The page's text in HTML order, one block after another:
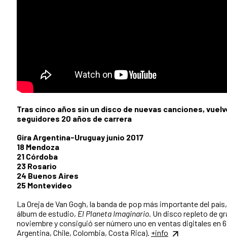
Tras cinco años sin un disco de nuevas canciones,
seguidores 20 años de carrera
Gira Argentina-Uruguay junio 2017
18 Mendoza
21 Córdoba
23 Rosario
24 Buenos Aires
25 Montevideo
La Oreja de Van Gogh, la banda de pop más importante del
álbum de estudio, El Planeta Imaginario. Un disco repleto de
noviembre y consiguió ser número uno en ventas digitales en
Argentina, Chile, Colombia, Costa Rica). +info